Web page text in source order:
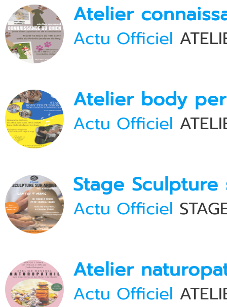
Atelier
Actu Officiel
Atelier body
Actu Officiel
Stage
Actu Officiel
Atelier
Actu Officiel